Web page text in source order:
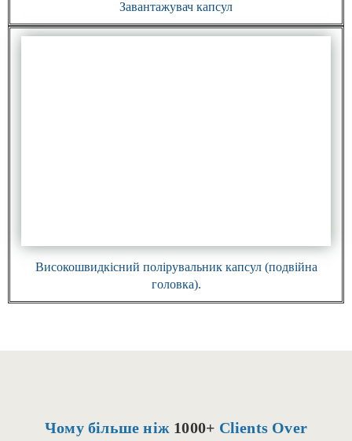
Завантажувач капсул
Високошвидкісний полірувальник капсул (подвійна
головка).
Чому більше ніж 1000+ Clients Over